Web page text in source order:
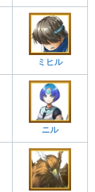
ミヒル
ニル